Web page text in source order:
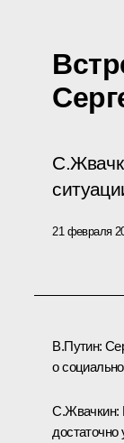
21 февраля
В.Путин:
о
С.Жвачкин: